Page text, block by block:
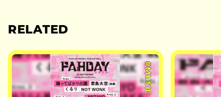
RELATED
#MUSIC